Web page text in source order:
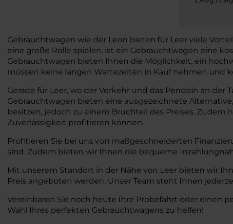
Gebrauchtwagen wie der Leon bieten für Leer viele
eine große Rolle spielen, ist ein Gebrauchtwagen eine
Gebrauchtwagen bieten Ihnen die Möglichkeit, ein
müssen keine langen Wartezeiten in Kauf nehmen und
Gerade für Leer, wo der Verkehr und das Pendeln an
Gebrauchtwagen bieten eine ausgezeichnete
besitzen, jedoch zu einem Bruchteil des Preises. Zudem
Zuverlässigkeit profitieren können.
Profitieren Sie bei uns von maßgeschneiderten
sind. Zudem bieten wir Ihnen die bequeme
Mit unserem Standort in der Nähe von Leer bieten wir
Preis angeboten werden. Unser Team steht Ihnen
Vereinbaren Sie noch heute Ihre Probefahrt oder einen
Wahl Ihres perfekten Gebrauchtwagens zu helfen!